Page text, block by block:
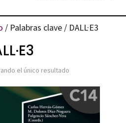
/ Palabras clave / DALL·E3
el único resultado